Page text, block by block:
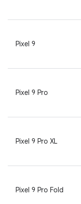
Pixel 9
Pixel 9 Pro
Pixel 9 Pro XL
Pixel 9 Pro Fold